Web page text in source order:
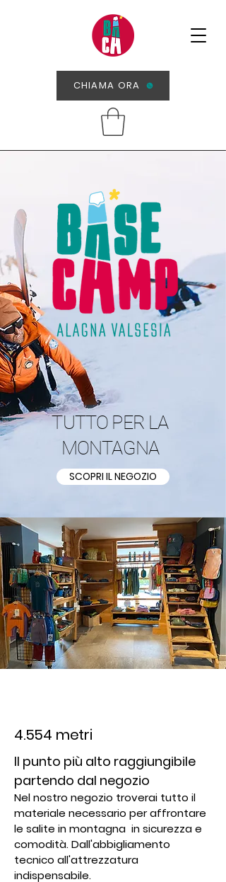
CHIAMA ORA
TUTTO PER LA
MONTAGNA
SCOPRI IL NEGOZIO
4.554 metri
Il punto più alto raggiungibile
partendo dal negozio
Nel nostro negozio troverai tutto il
materiale necessario per affrontare
le salite in montagna in sicurezza e
comodità. Dall'abbigliamento
tecnico all'attrezzatura
indispensabile.